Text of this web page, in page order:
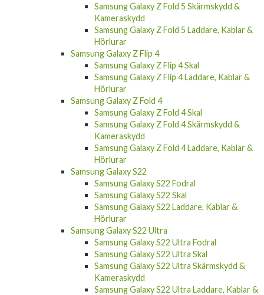
Kameraskydd
Samsung Galaxy Z Fold 5 Laddare, Kablar &
Hörlurar
Samsung Galaxy Z Flip 4
Samsung Galaxy Z Flip 4 Skal
Samsung Galaxy Z Flip 4 Laddare, Kablar &
Hörlurar
Samsung Galaxy Z Fold 4
Samsung Galaxy Z Fold 4 Skal
Samsung Galaxy Z Fold 4 Skärmskydd &
Kameraskydd
Samsung Galaxy Z Fold 4 Laddare, Kablar &
Hörlurar
Samsung Galaxy S22
Samsung Galaxy S22 Fodral
Samsung Galaxy S22 Skal
Samsung Galaxy S22 Laddare, Kablar &
Hörlurar
Samsung Galaxy S22 Ultra
Samsung Galaxy S22 Ultra Fodral
Samsung Galaxy S22 Ultra Skal
Samsung Galaxy S22 Ultra Skärmskydd &
Kameraskydd
Samsung Galaxy S22 Ultra Laddare, Kablar &
Hörlurar